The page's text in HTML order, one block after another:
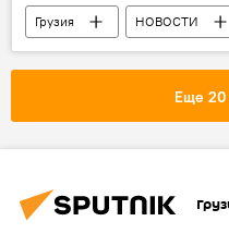
Грузия НОВОСТИ
Еще 20